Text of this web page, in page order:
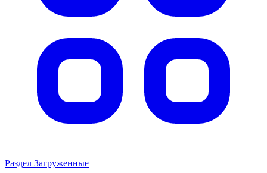
Раздел Загруженные